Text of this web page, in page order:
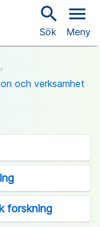
search
Sök
menu
Meny
och verksamhet
forskning